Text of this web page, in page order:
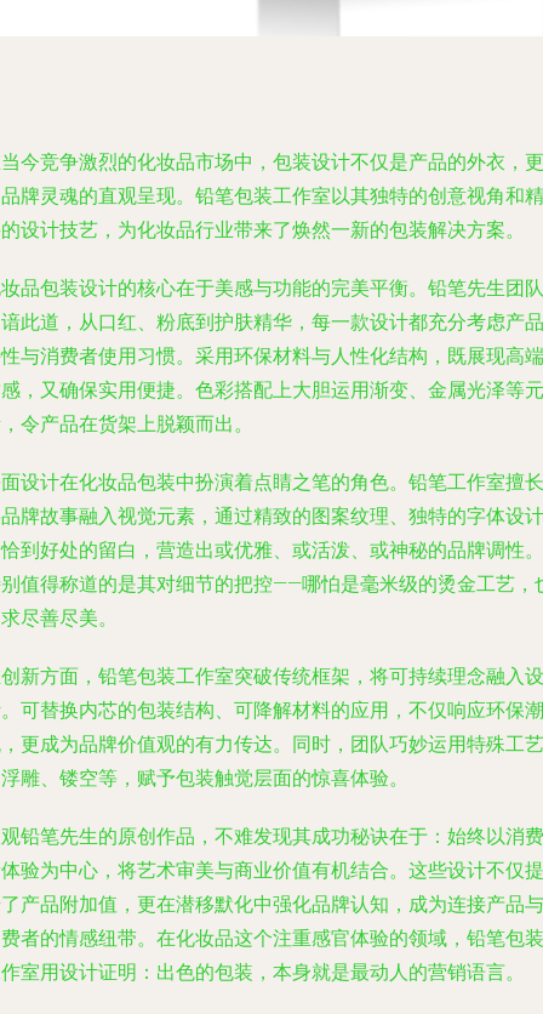
今竞争激烈的化妆品市场中，包装设计不仅是产品的外衣，更
牌灵魂的直观呈现。铅笔包装工作室以其独特的创意视角和精
设计技艺，为化妆品行业带来了焕然一新的包装解决方案。
品包装设计的核心在于美感与功能的完美平衡。铅笔先生团队
此道，从口红、粉底到护肤精华，每一款设计都充分考虑产品
与消费者使用习惯。采用环保材料与人性化结构，既展现高端
，又确保实用便捷。色彩搭配上大胆运用渐变、金属光泽等元
令产品在货架上脱颖而出。
设计在化妆品包装中扮演着点睛之笔的角色。铅笔工作室擅长
牌故事融入视觉元素，通过精致的图案纹理、独特的字体设计
到好处的留白，营造出或优雅、或活泼、或神秘的品牌调性。
值得称道的是其对细节的把控——哪怕是毫米级的烫金工艺，
尽善尽美。
新方面，铅笔包装工作室突破传统框架，将可持续理念融入设
可替换内芯的包装结构、可降解材料的应用，不仅响应环保潮
更成为品牌价值观的有力传达。同时，团队巧妙运用特殊工艺
雕、镂空等，赋予包装触觉层面的惊喜体验。
铅笔先生的原创作品，不难发现其成功秘诀在于：始终以消费
验为中心，将艺术审美与商业价值有机结合。这些设计不仅提
产品附加值，更在潜移默化中强化品牌认知，成为连接产品与
者的情感纽带。在化妆品这个注重感官体验的领域，铅笔包装
室用设计证明：出色的包装，本身就是最动人的营销语言。